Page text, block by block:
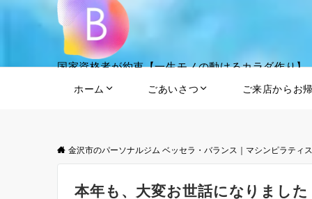
国家資格者が約束【一生モノの動けるカラダ作り】
ホーム ごあいさつ ご来店からお
金沢市のパーソナルジム ベッセラ・バランス｜マシンピラティ
本年も、大変お世話になりました